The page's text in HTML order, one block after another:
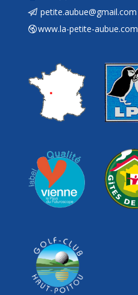
petite.aubue@gmail.com
www.la-petite-aubue.com